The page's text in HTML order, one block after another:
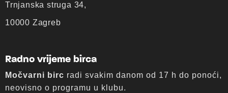
Trnjanska struga 34,
10000 Zagreb
Radno vrijeme birca
Močvarni birc radi svakim danom od 17 h do ponoći,
neovisno o programu u klubu.